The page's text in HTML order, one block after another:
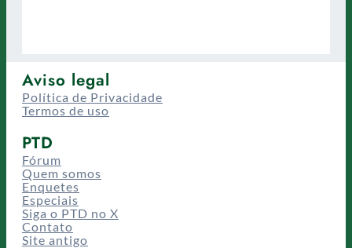
Aviso legal
Política de Privacidade
Termos de uso
PTD
Fórum
Quem somos
Enquetes
Especiais
Siga o PTD no X
Contato
Site antigo